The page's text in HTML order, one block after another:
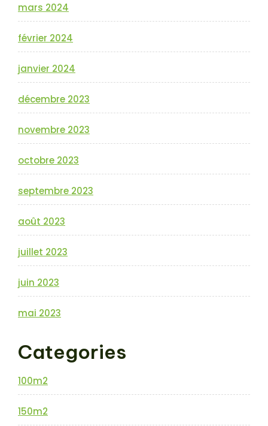
mars 2024
février 2024
janvier 2024
décembre 2023
novembre 2023
octobre 2023
septembre 2023
août 2023
juillet 2023
juin 2023
mai 2023
Categories
100m2
150m2